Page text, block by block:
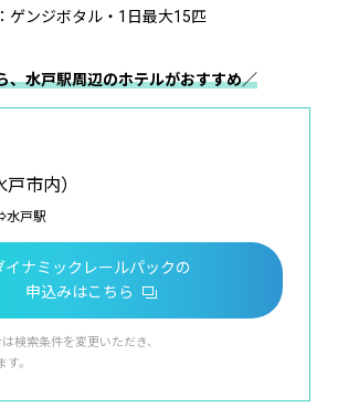
ゲンジボタル・1日最大15匹
、水戸駅周辺のホテルがおすすめ／
市内）
水戸駅
イナミックレールパックの
申込みはこちら
検索条件を変更いただき、
。